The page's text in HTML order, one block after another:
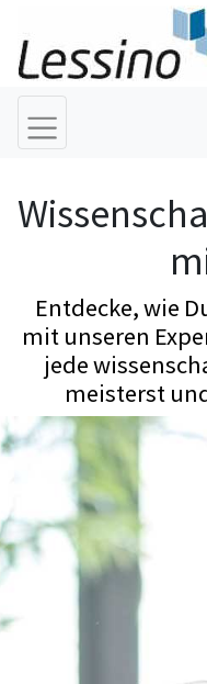
Entdecke, wie
mit unseren
jede
meisterst